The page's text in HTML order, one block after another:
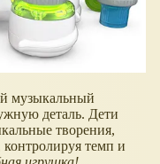
музыкальный
деталь. Дети
творения,
темп и